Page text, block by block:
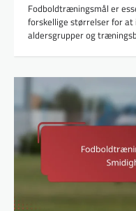
Fodboldtræningsmål er
forskellige størrelser for at
aldersgrupper og